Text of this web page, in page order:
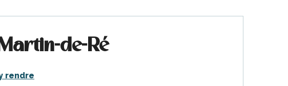
de-Ré
rendre